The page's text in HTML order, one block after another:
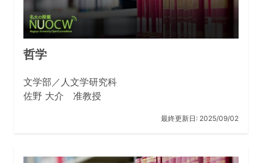
することが必要です。そして、こうした学びこそが自己
を育み、人間としての成長や自己の確立をもたらすので
す。
文学部・人文学研究科で学ぶ学問は、確かに、社会に出
かし、人文学は、人間のさまざまな営みを学ぶことを通
して、人間とは何かを考え、人間の本質に迫ることを目
指す学問です。人文学を学ぶことによって、これから先
はずです。
哲学
文学部／人文学研究科
佐野 大介 准教授
最終更新日: 2025/09/02